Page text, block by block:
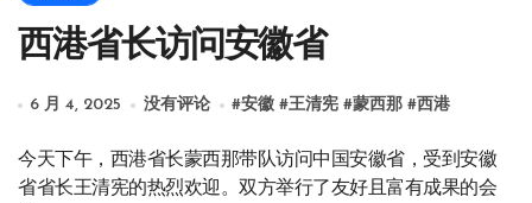
西港省长访问安徽省
6 月 4, 2025 没有评论 #安徽 #王清宪 #蒙西那 #西港
今天下午，西港省长蒙西那带队访问中国安徽省，受到安徽
省省长王清宪的热烈欢迎。双方举行了友好且富有成果的会